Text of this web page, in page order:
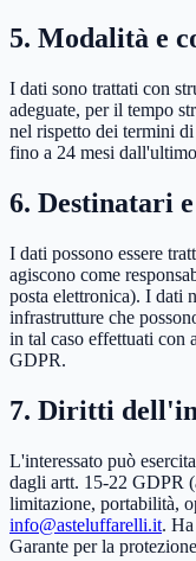
5. Modalità e
I dati sono trattati con
adeguate, per il tempo
nel rispetto dei termini
fino a 24 mesi
6. Destinatari
I dati possono essere
agiscono come
posta elettronica). I dati
infrastrutture che
in tal caso effettuati con
GDPR.
7. Diritti
L'interessato può
dagli artt. 15-22 GDPR
limitazione, portabilità,
info@asteluffarelli.it.
Garante per la